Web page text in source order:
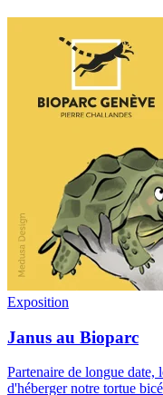
Exposition
Janus au Bioparc
Partenaire de longue date,
d'héberger notre tortue